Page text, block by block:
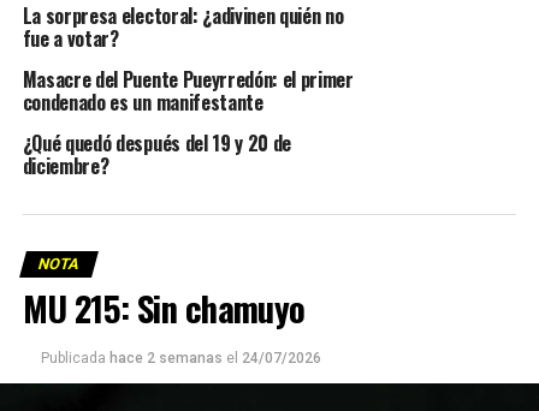
La sorpresa electoral: ¿adivinen quién no
fue a votar?
Masacre del Puente Pueyrredón: el primer
condenado es un manifestante
¿Qué quedó después del 19 y 20 de
diciembre?
NOTA
MU 215: Sin chamuyo
Publicada hace 2 semanas el 24/07/2026